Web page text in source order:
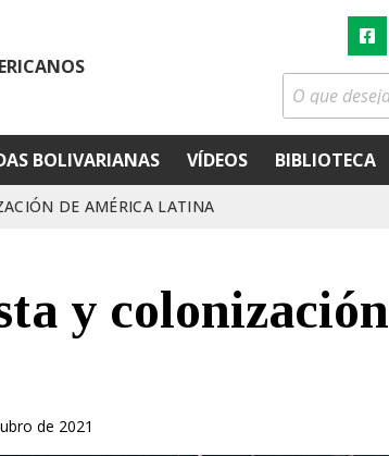
BOLIVARIANAS VÍDEOS BIBLIOTECA
DE AMÉRICA LATINA
y colonización
de 2021